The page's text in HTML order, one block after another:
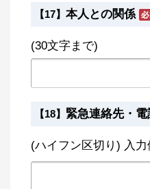
【17】 本人との関係
(30文字まで)
【18】 緊急連絡先・
(ハイフン区切り) 入力